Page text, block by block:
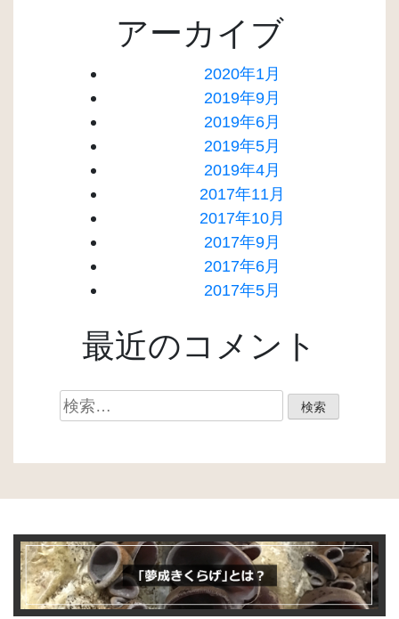
アーカイブ
2020年1月
2019年9月
2019年6月
2019年5月
2019年4月
2017年11月
2017年10月
2017年9月
2017年6月
2017年5月
最近のコメント
検
索: